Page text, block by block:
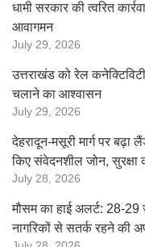
धामी सरकार की त्वरित
आवागमन
July 29, 2026
उत्तराखंड को रेल
चलाने का आश्वासन
July 29, 2026
देहरादून-मसूरी मार्ग पर
किए संवेदनशील जोन, सुरक्षा
July 28, 2026
मौसम का हाई अलर्ट: 28-29
नागरिकों से सतर्क रहने की